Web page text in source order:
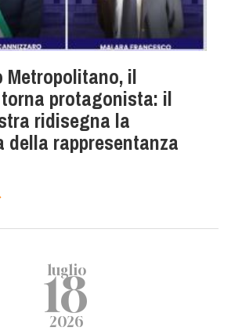
il
protagonista: il
ridisegna la
rappresentanza
luglio
18
2026